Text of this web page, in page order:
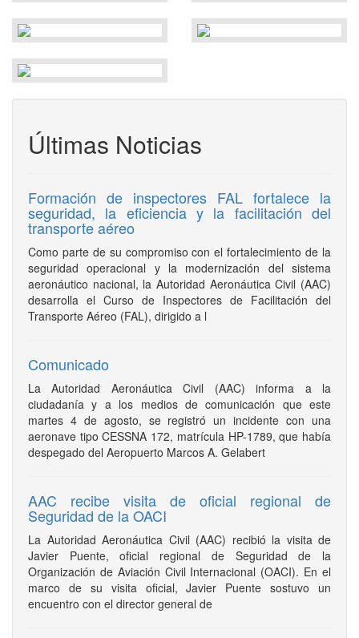
Últimas Noticias
Formación de inspectores FAL fortalece la
seguridad, la eficiencia y la facilitación del
transporte aéreo
Como parte de su compromiso con el fortalecimiento de la
seguridad operacional y la modernización del sistema
aeronáutico nacional, la Autoridad Aeronáutica Civil (AAC)
desarrolla el Curso de Inspectores de Facilitación del
Transporte Aéreo (FAL), dirigido a l
Comunicado
La Autoridad Aeronáutica Civil (AAC) informa a la
ciudadanía y a los medios de comunicación que este
martes 4 de agosto, se registró un incidente con una
aeronave tipo CESSNA 172, matrícula HP-1789, que había
despegado del Aeropuerto Marcos A. Gelabert
AAC recibe visita de oficial regional de
Seguridad de la OACI
La Autoridad Aeronáutica Civil (AAC) recibió la visita de
Javier Puente, oficial regional de Seguridad de la
Organización de Aviación Civil Internacional (OACI). En el
marco de su visita oficial, Javier Puente sostuvo un
encuentro con el director general de